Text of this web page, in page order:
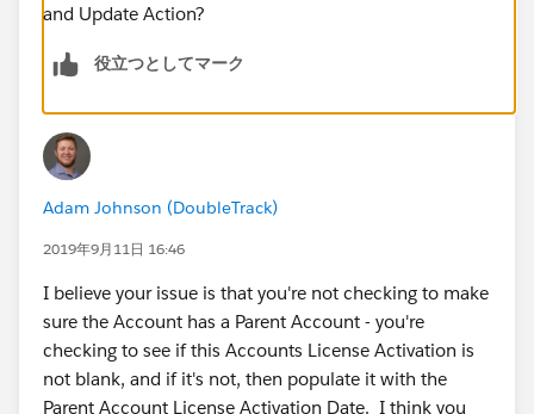
and Update Action?
役立つとしてマーク
Adam Johnson (DoubleTrack)
2019年9月11日 16:46
I believe your issue is that you're not checking to make
sure the Account has a Parent Account - you're
checking to see if this Accounts License Activation is
not blank, and if it's not, then populate it with the
Parent Account License Activation Date. I think you